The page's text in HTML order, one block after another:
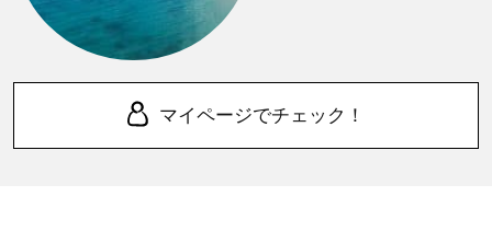
マイページでチェック！